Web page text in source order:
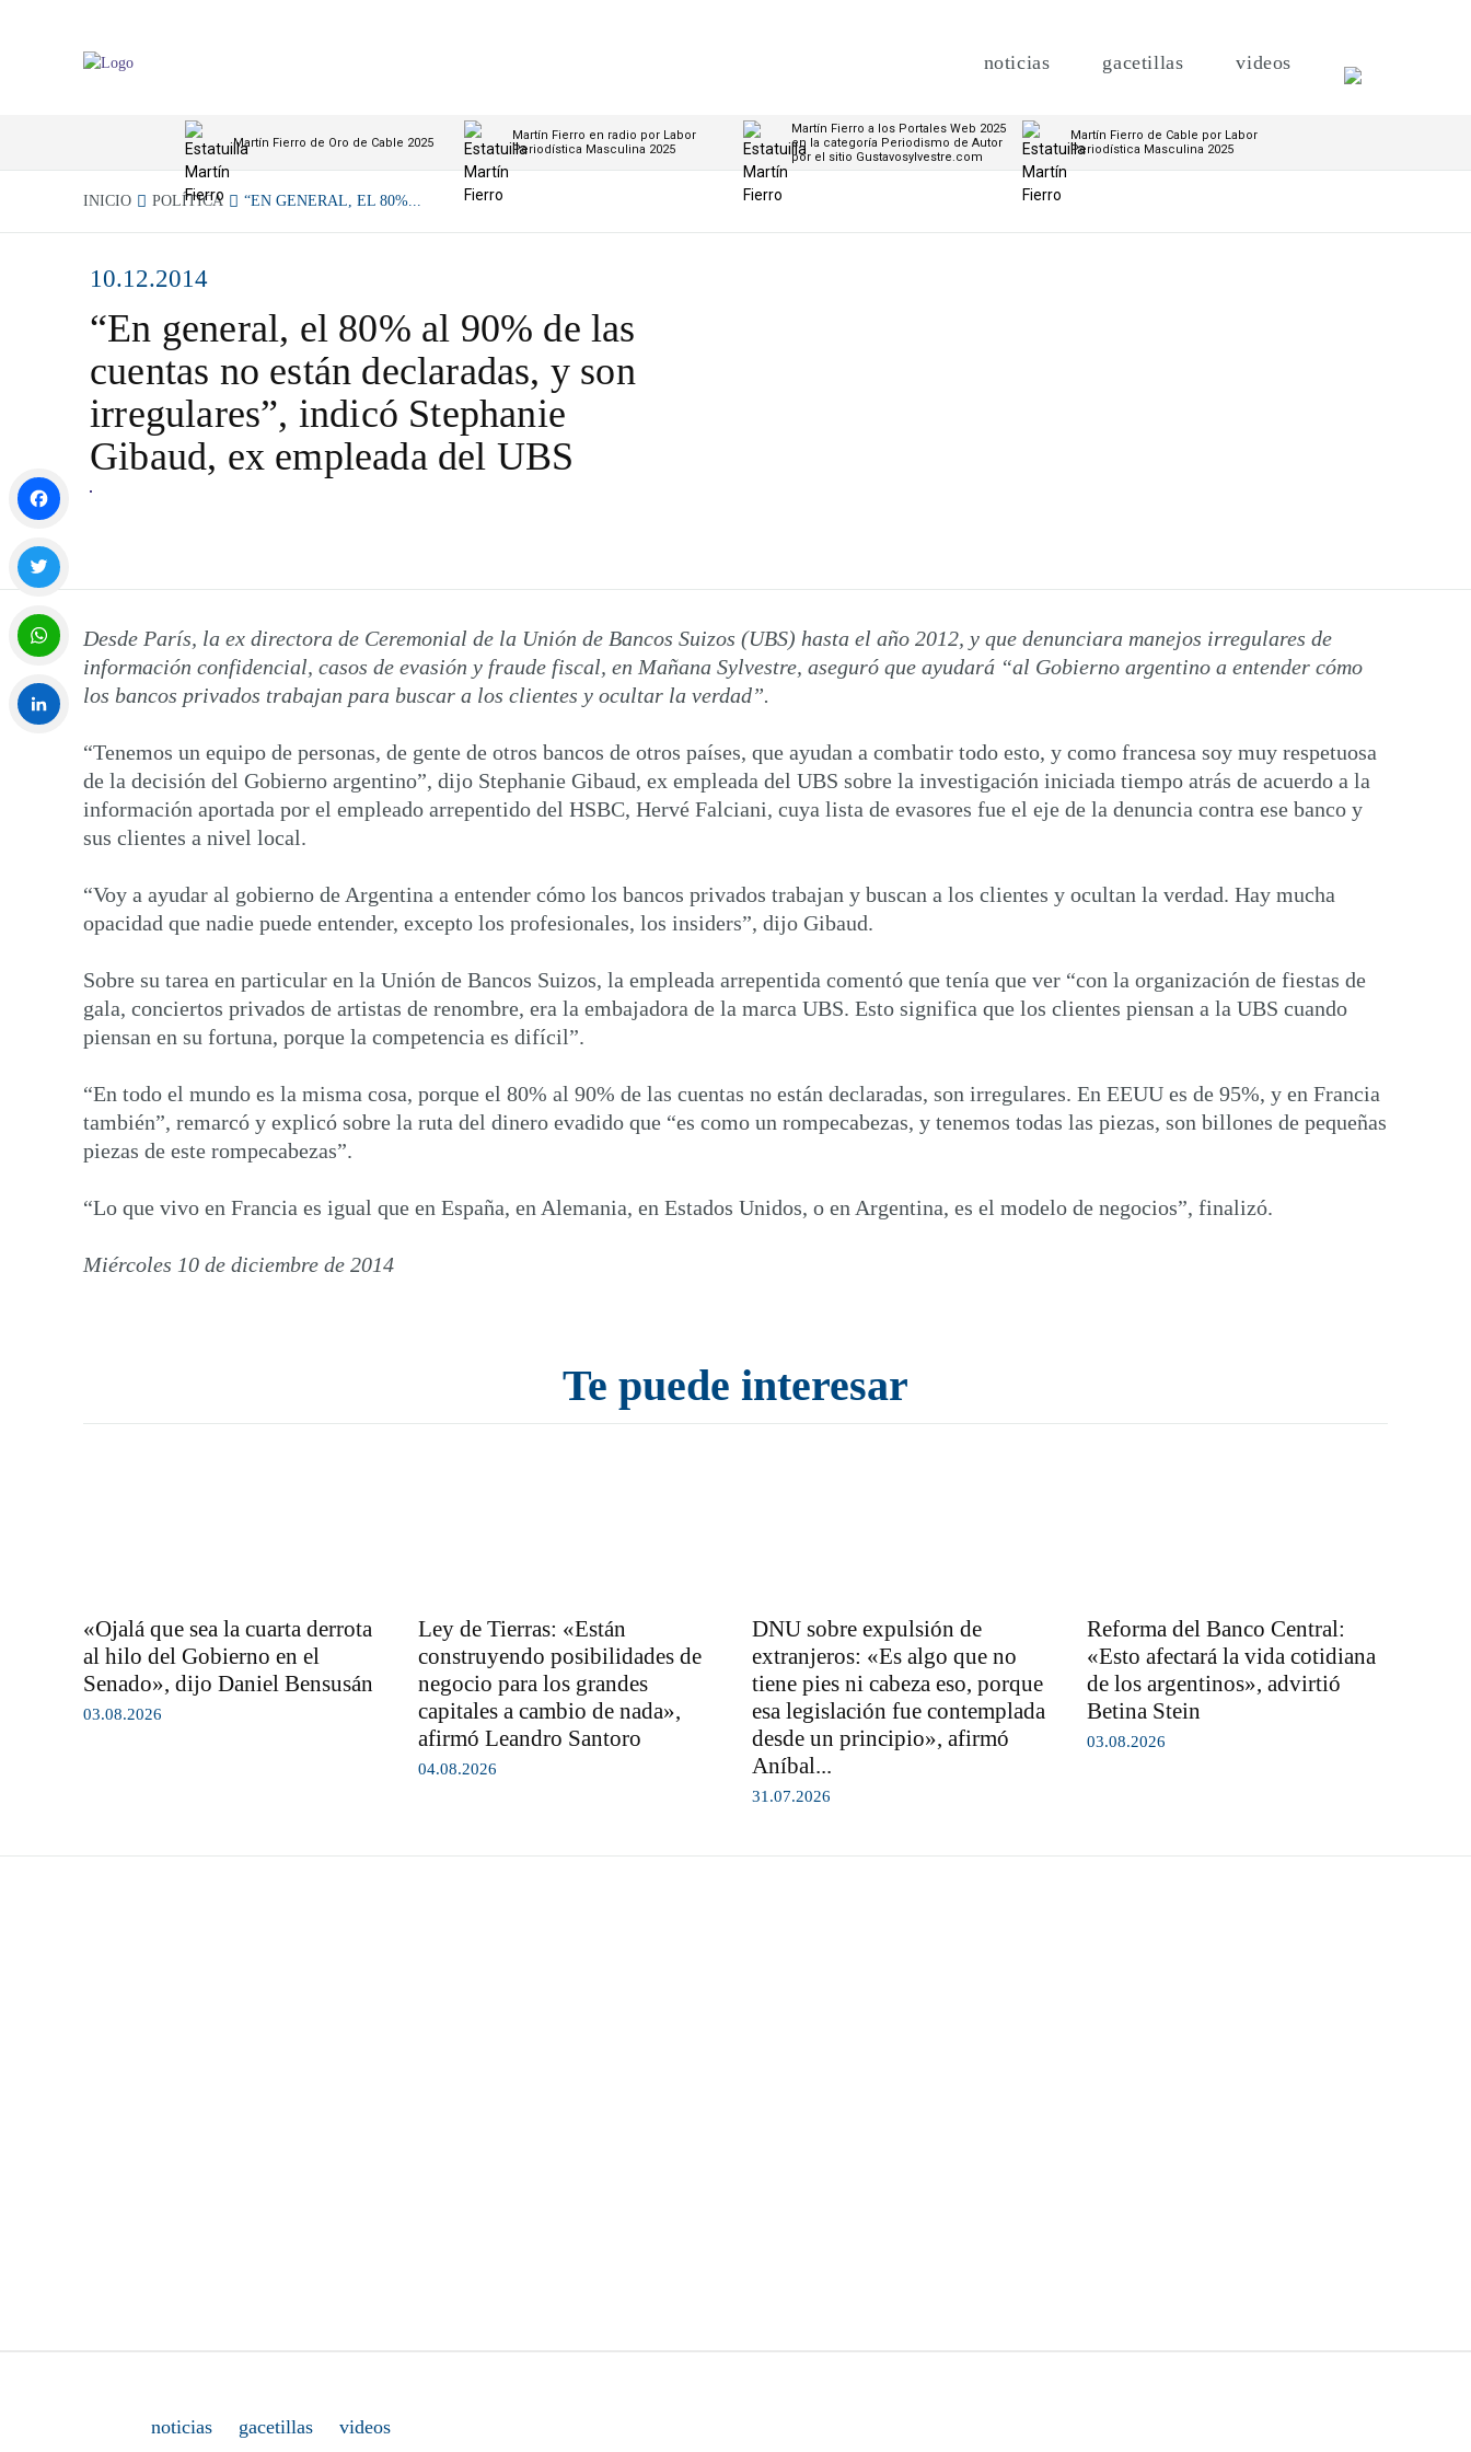
noticias gacetillas videos
Martín Fierro de Oro de Cable 2025
Martín Fierro en radio por Labor
Periodística Masculina 2025
Martín Fierro a los Portales Web 2025
en la categoría Periodismo de Autor
por el sitio Gustavosylvestre.com
Martín Fierro de Cable por Labor
Periodística Masculina 2025
INICIO POLÍTICA “EN GENERAL, EL 80%...
10.12.2014
“En general, el 80% al 90% de las
cuentas no están declaradas, y son
irregulares”, indicó Stephanie
Gibaud, ex empleada del UBS
Desde París, la ex directora de Ceremonial de la Unión de Bancos Suizos (UBS) hasta el año 2012, y que denunciara manejos irregulares de
información confidencial, casos de evasión y fraude fiscal, en Mañana Sylvestre, aseguró que ayudará “al Gobierno argentino a entender cómo
los bancos privados trabajan para buscar a los clientes y ocultar la verdad”.
“Tenemos un equipo de personas, de gente de otros bancos de otros países, que ayudan a combatir todo esto, y como francesa soy muy respetuosa
de la decisión del Gobierno argentino”, dijo Stephanie Gibaud, ex empleada del UBS sobre la investigación iniciada tiempo atrás de acuerdo a la
información aportada por el empleado arrepentido del HSBC, Hervé Falciani, cuya lista de evasores fue el eje de la denuncia contra ese banco y
sus clientes a nivel local.
“Voy a ayudar al gobierno de Argentina a entender cómo los bancos privados trabajan y buscan a los clientes y ocultan la verdad. Hay mucha
opacidad que nadie puede entender, excepto los profesionales, los insiders”, dijo Gibaud.
Sobre su tarea en particular en la Unión de Bancos Suizos, la empleada arrepentida comentó que tenía que ver “con la organización de fiestas de
gala, conciertos privados de artistas de renombre, era la embajadora de la marca UBS. Esto significa que los clientes piensan a la UBS cuando
piensan en su fortuna, porque la competencia es difícil”.
“En todo el mundo es la misma cosa, porque el 80% al 90% de las cuentas no están declaradas, son irregulares. En EEUU es de 95%, y en Francia
también”, remarcó y explicó sobre la ruta del dinero evadido que “es como un rompecabezas, y tenemos todas las piezas, son billones de pequeñas
piezas de este rompecabezas”.
“Lo que vivo en Francia es igual que en España, en Alemania, en Estados Unidos, o en Argentina, es el modelo de negocios”, finalizó.
Miércoles 10 de diciembre de 2014
Te puede interesar
«Ojalá que sea la cuarta derrota
al hilo del Gobierno en el
Senado», dijo Daniel Bensusán
03.08.2026
Ley de Tierras: «Están
construyendo posibilidades de
negocio para los grandes
capitales a cambio de nada»,
afirmó Leandro Santoro
04.08.2026
DNU sobre expulsión de
extranjeros: «Es algo que no
tiene pies ni cabeza eso, porque
esa legislación fue contemplada
desde un principio», afirmó
Aníbal...
31.07.2026
Reforma del Banco Central:
«Esto afectará la vida cotidiana
de los argentinos», advirtió
Betina Stein
03.08.2026
noticias gacetillas videos
Facebook
Twitter
WhatsApp